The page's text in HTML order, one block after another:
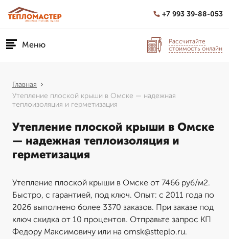
+7 993 39-88-053
Меню
Рассчитайте
стоимость онлайн
Главная
Утепление плоской крыши в Омске — надежная
теплоизоляция и герметизация
Утепление плоской крыши в Омске
— надежная теплоизоляция и
герметизация
Утепление плоской крыши в Омске от 7466 руб/м2.
Быстро, с гарантией, под ключ. Опыт: с 2011 года по
2026 выполнено более 3370 заказов. При заказе под
ключ скидка от 10 процентов. Отправьте запрос КП
Федору Максимовичу или на omsk@stteplo.ru.